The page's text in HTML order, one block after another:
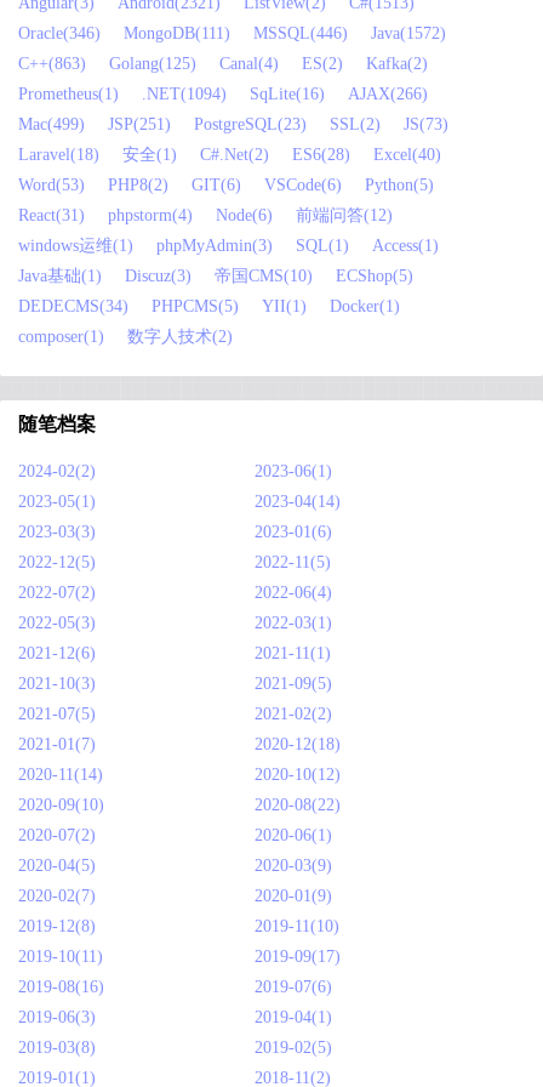
Oracle(346)
MongoDB(111) MSSQL(446)
Java(1572)
C++(863)
Golang(125) Canal(4) ES(2)
Kafka(2)
Prometheus(1)
.NET(1094) SqLite(16)
AJAX(266)
Mac(499)
JSP(251) PostgreSQL(23) SSL(2)
JS(73)
Laravel(18)
安全(1) C#.Net(2) ES6(28)
Excel(40)
Word(53)
PHP8(2) GIT(6) VSCode(6)
Python(5)
React(31)
phpstorm(4) Node(6)
前端问答(12)
windows运维(1)
phpMyAdmin(3) SQL(1)
Access(1)
Java基础(1)
Discuz(3) 帝国CMS(10)
ECShop(5)
DEDECMS(34)
PHPCMS(5) YII(1)
Docker(1)
composer(1)
数字人技术(2)
随笔档案
2024-02(2)
2023-06(1)
2023-05(1)
2023-04(14)
2023-03(3)
2023-01(6)
2022-12(5)
2022-11(5)
2022-07(2)
2022-06(4)
2022-05(3)
2022-03(1)
2021-12(6)
2021-11(1)
2021-10(3)
2021-09(5)
2021-07(5)
2021-02(2)
2021-01(7)
2020-12(18)
2020-11(14)
2020-10(12)
2020-09(10)
2020-08(22)
2020-07(2)
2020-06(1)
2020-04(5)
2020-03(9)
2020-02(7)
2020-01(9)
2019-12(8)
2019-11(10)
2019-10(11)
2019-09(17)
2019-08(16)
2019-07(6)
2019-06(3)
2019-04(1)
2019-03(8)
2019-02(5)
2019-01(1)
2018-11(2)